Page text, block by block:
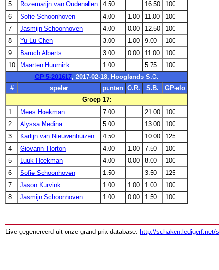
5
Rozemarijn van Oudenallen 4.50 16.50
100
6
Sofie Schoonhoven 4.00 1.00 11.00
100
7
Jasmijn Schoonhoven 4.00 0.00 12.50
100
8
Yu Lu Chen 3.00 1.00 9.00
100
9
Baruch Alberts 3.00 0.00 11.00
100
10
Maarten Huurnink 1.00 5.75
100
GP 5-201617, 2017-02-18, Hooglands S.G.
#
speler punten O.R. S.B.
GP-elo
Groep 17:
1
Mees Hoekman 7.00 21.00
100
2
Alyssa Medina 5.00 13.00
100
3
Karlijn van Nieuwenhuizen 4.50 10.00
125
4
Giovanni Horton 4.00 1.00 7.50
100
5
Luuk Hoekman 4.00 0.00 8.00
100
6
Sofie Schoonhoven 1.50 3.50
125
7
Jason Kurvink 1.00 1.00 1.00
100
8
Jasmijn Schoonhoven 1.00 0.00 1.50 100
Live gegenereerd uit onze grand prix database: http://schaken.ledigerf.net/